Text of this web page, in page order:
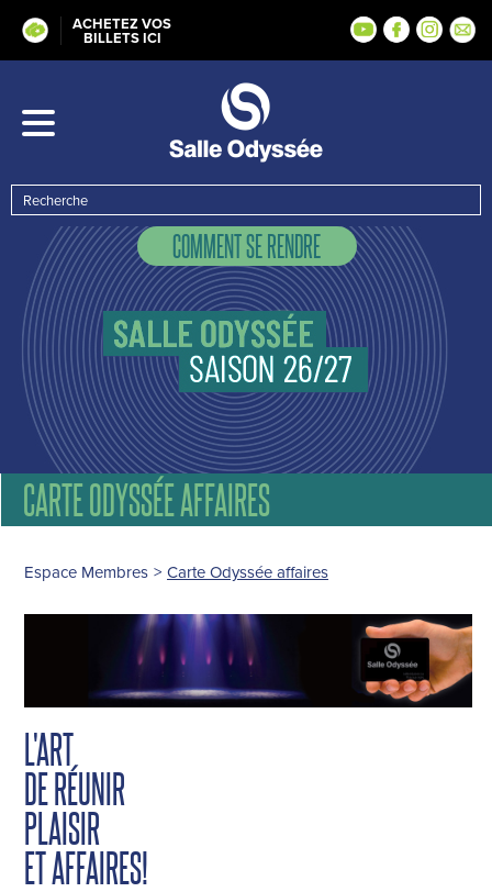
ACHETEZ VOS
BILLETS ICI
COMMENT SE RENDRE
CARTE ODYSSÉE AFFAIRES
Espace Membres > Carte Odyssée affaires
L'ART
DE RÉUNIR
PLAISIR
ET AFFAIRES!